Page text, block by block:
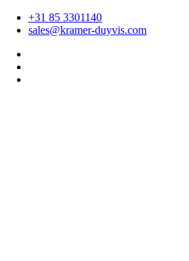
+31 85 3301140
sales@kramer-duyvis.com